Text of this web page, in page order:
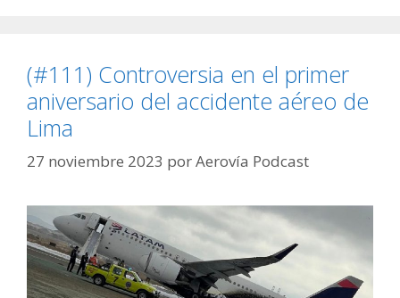
(#111) Controversia en el primer
aniversario del accidente aéreo de
Lima
27 noviembre 2023 porAerovía Podcast